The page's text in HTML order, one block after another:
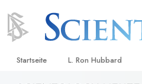
Startseite L. Ron Hubbard